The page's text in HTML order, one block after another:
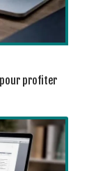
pour profiter